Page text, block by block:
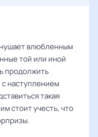
влюбленным
той или иной
продолжить
наступлением
такая
стоит учесть, что